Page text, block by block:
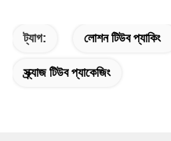
ট্যাগ: লোশন টিউব প্যাকিং
স্ক্র্যাজ টিউব প্যাকেজিং